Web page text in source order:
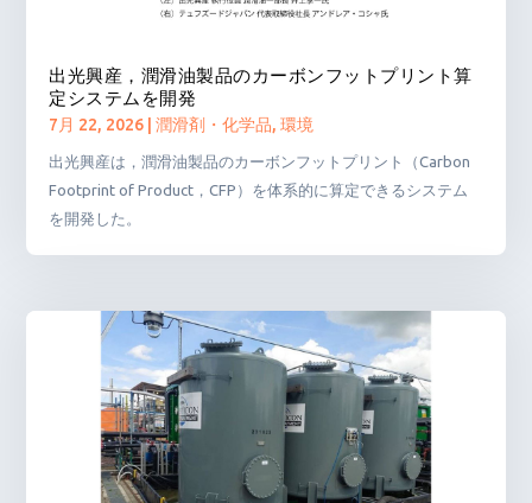
出光興産，潤滑油製品のカーボンフットプリント算
定システムを開発
7月 22, 2026 |潤滑剤・化学品,環境
出光興産は，潤滑油製品のカーボンフットプリント（Carbon
Footprint of Product，CFP）を体系的に算定できるシステム
を開発した。